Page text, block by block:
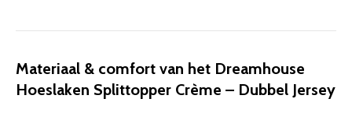
Materiaal & comfort van het Dreamhouse
Hoeslaken Splittopper Crème – Dubbel Jersey